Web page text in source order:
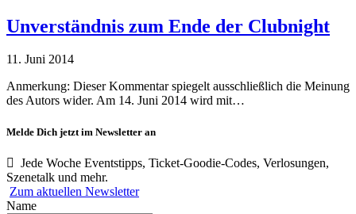
Unverständnis zum Ende der Clubnight
11. Juni 2014
Anmerkung: Dieser Kommentar spiegelt ausschließlich die Meinung
des Autors wider. Am 14. Juni 2014 wird mit…
Melde Dich jetzt im Newsletter an
Jede Woche Eventstipps, Ticket-Goodie-Codes, Verlosungen,
Szenetalk und mehr.
Zum aktuellen Newsletter
Name